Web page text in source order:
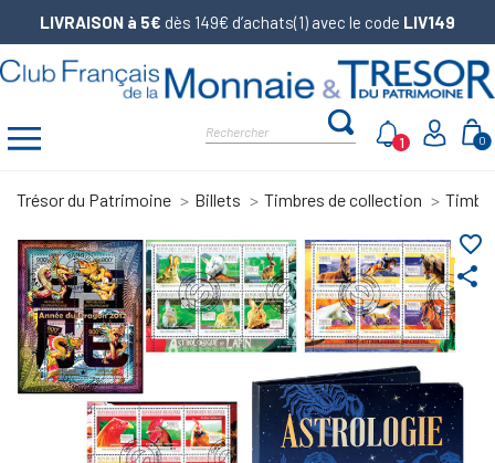
LIVRAISON à 5€ dès 149€ d’achats(1) avec le code LIV149
0
1
Trésor du Patrimoine Billets Timbres de collection
share
favorite_border